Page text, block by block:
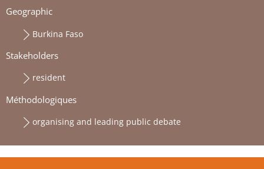
Geographic
Burkina Faso
Stakeholders
resident
Méthodologiques
organising and leading public debate